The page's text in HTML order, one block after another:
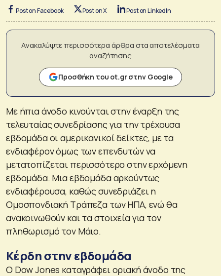
Post on Facebook Post on X Post on LinkedIn
Ανακαλύψτε περισσότερα άρθρα στα αποτελέσματα
αναζήτησης
Προσθήκη του ot.gr στην Google
Με ήπια άνοδο κινούνται στην έναρξη της
τελευταίας συνεδρίασης για την τρέχουσα
εβδομάδα οι αμερικανικοί δείκτες, με τα
ενδιαφέρον όμως των επενδυτών να
μετατοπίζεται περισσότερο στην ερχόμενη
εβδομάδα. Μια εβδομάδα αρκούντως
ενδιαφέρουσα, καθώς συνεδριάζει η
Ομοσπονδιακή Τράπεζα των ΗΠΑ, ενώ θα
ανακοινωθούν και τα στοιχεία για τον
πληθωρισμό τον Μάιο.
Κέρδη στην εβδομάδα
Ο Dow Jones καταγράφει οριακή άνοδο της